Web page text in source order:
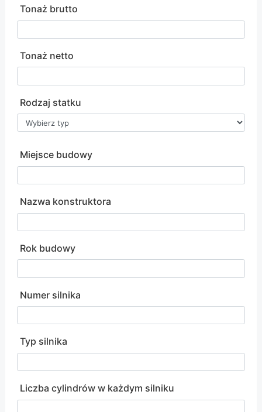
Tonaż brutto
Tonaż netto
Rodzaj statku
Miejsce budowy
Nazwa konstruktora
Rok budowy
Numer silnika
Typ silnika
Liczba cylindrów w każdym silniku